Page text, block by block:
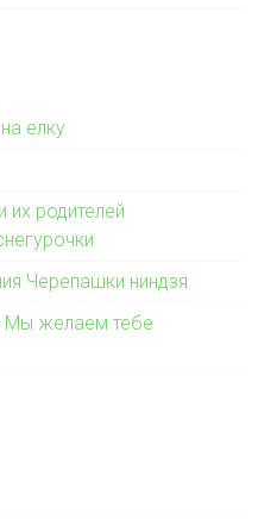
елку
их родителей
Черепашки ниндзя
Мы желаем тебе